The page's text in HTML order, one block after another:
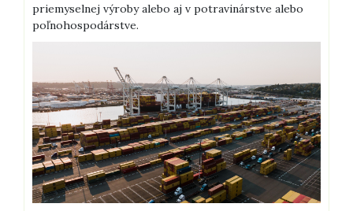
priemyselnej výroby alebo aj v potravinárstve alebo
poľnohospodárstve.